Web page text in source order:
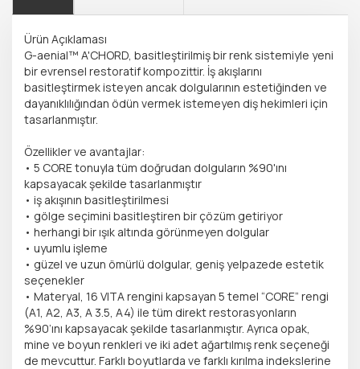
Ürün Açıklaması
G-aenial™ A'CHORD, basitleştirilmiş bir renk sistemiyle yeni
bir evrensel restoratif kompozittir. İş akışlarını
basitleştirmek isteyen ancak dolgularının estetiğinden ve
dayanıklılığından ödün vermek istemeyen diş hekimleri için
tasarlanmıştır.
Özellikler ve avantajlar:
• 5 CORE tonuyla tüm doğrudan dolguların %90'ını
kapsayacak şekilde tasarlanmıştır
• iş akışının basitleştirilmesi
• gölge seçimini basitleştiren bir çözüm getiriyor
• herhangi bir ışık altında görünmeyen dolgular
• uyumlu işleme
• güzel ve uzun ömürlü dolgular, geniş yelpazede estetik
seçenekler
• Materyal, 16 VITA rengini kapsayan 5 temel “CORE” rengi
(A1, A2, A3, A 3.5, A4) ile tüm direkt restorasyonların
%90’ını kapsayacak şekilde tasarlanmıştır. Ayrıca opak,
mine ve boyun renkleri ve iki adet ağartılmış renk seçeneği
de mevcuttur. Farklı boyutlarda ve farklı kırılma indekslerine